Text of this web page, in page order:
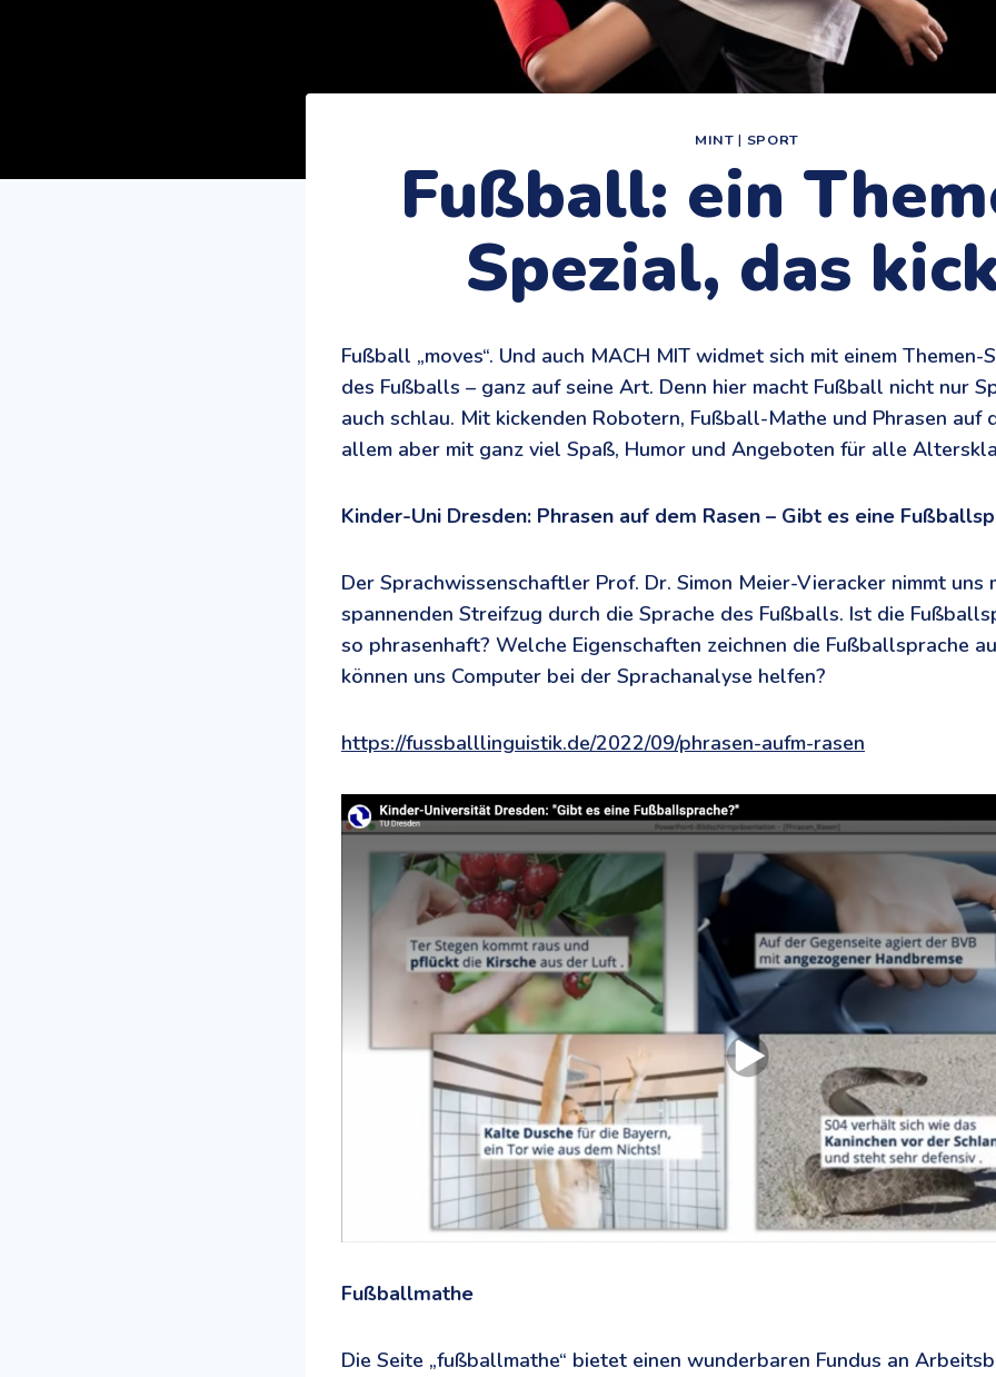
MINT | SPORT
Fußball: ein
Spezial, das
Fußball „moves“. Und auch MACH MIT widmet sich mit einem
des Fußballs – ganz auf seine Art. Denn hier macht Fußball nicht nur
auch schlau. Mit kickenden Robotern, Fußball-Mathe und Phrasen auf
allem aber mit ganz viel Spaß, Humor und Angeboten für alle
Kinder-Uni Dresden: Phrasen auf dem Rasen – Gibt es eine
Der Sprachwissenschaftler Prof. Dr. Simon Meier-Vieracker nimmt uns
spannenden Streifzug durch die Sprache des Fußballs. Ist die
so phrasenhaft? Welche Eigenschaften zeichnen die Fußballsprache
können uns Computer bei der Sprachanalyse helfen?
https://fussballlinguistik.de/2022/09/phrasen-aufm-rasen
Fußballmathe
Die Seite „fußballmathe“ bietet einen wunderbaren Fundus an